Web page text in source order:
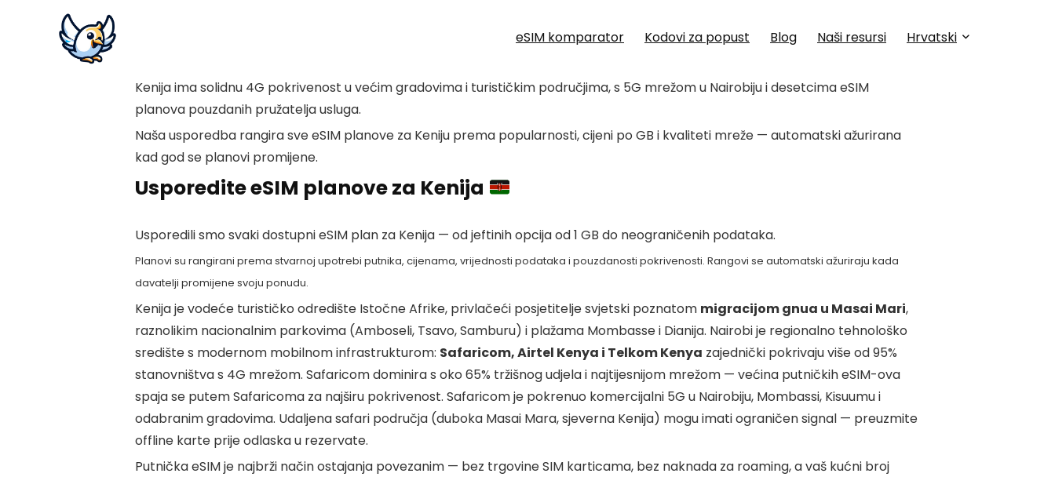
eSIM komparator Kodovi za popust Blog Naši resursi Hrvatski
Kenija ima solidnu 4G pokrivenost u većim gradovima i turističkim područjima, s 5G mrežom u Nairobiju i desetcima eSIM
planova pouzdanih pružatelja usluga.
Naša usporedba rangira sve eSIM planove za Keniju prema popularnosti, cijeni po GB i kvaliteti mreže — automatski ažurirana
kad god se planovi promijene.
Usporedite eSIM planove za Kenija
Usporedili smo svaki dostupni eSIM plan za Kenija — od jeftinih opcija od 1 GB do neograničenih podataka.
Planovi su rangirani prema stvarnoj upotrebi putnika, cijenama, vrijednosti podataka i pouzdanosti pokrivenosti. Rangovi se automatski ažuriraju kada
davatelji promijene svoju ponudu.
Kenija je vodeće turističko odredište Istočne Afrike, privlačeći posjetitelje svjetski poznatom migracijom gnua u Masai Mari,
raznolikim nacionalnim parkovima (Amboseli, Tsavo, Samburu) i plažama Mombasse i Dianija. Nairobi je regionalno tehnološko
središte s modernom mobilnom infrastrukturom: Safaricom, Airtel Kenya i Telkom Kenya zajednički pokrivaju više od 95%
stanovništva s 4G mrežom. Safaricom dominira s oko 65% tržišnog udjela i najtijesnijom mrežom — većina putničkih eSIM-ova
spaja se putem Safaricoma za najširu pokrivenost. Safaricom je pokrenuo komercijalni 5G u Nairobiju, Mombassi, Kisuumu i
odabranim gradovima. Udaljena safari područja (duboka Masai Mara, sjeverna Kenija) mogu imati ograničen signal — preuzmite
offline karte prije odlaska u rezervate.
Putnička eSIM je najbrži način ostajanja povezanim — bez trgovine SIM karticama, bez naknada za roaming, a vaš kućni broj